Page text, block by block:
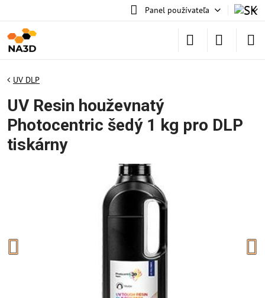
Panel používateľa
UV DLP
UV Resin houževnatý
Photocentric šedý 1 kg pro DLP
tiskárny